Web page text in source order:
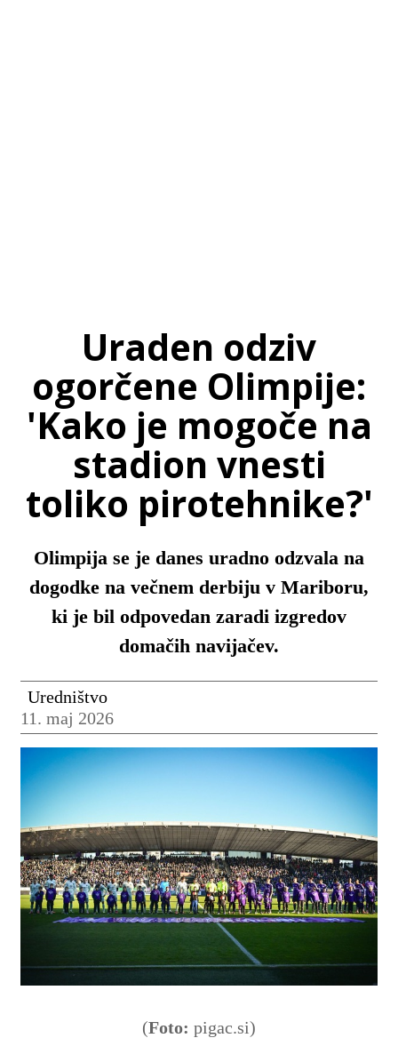
Uraden odziv
ogorčene Olimpije:
'Kako je mogoče na
stadion vnesti
toliko pirotehnike?'
Olimpija se je danes uradno odzvala na
dogodke na večnem derbiju v Mariboru,
ki je bil odpovedan zaradi izgredov
domačih navijačev.
Uredništvo
11. maj 2026
(Foto: pigac.si)